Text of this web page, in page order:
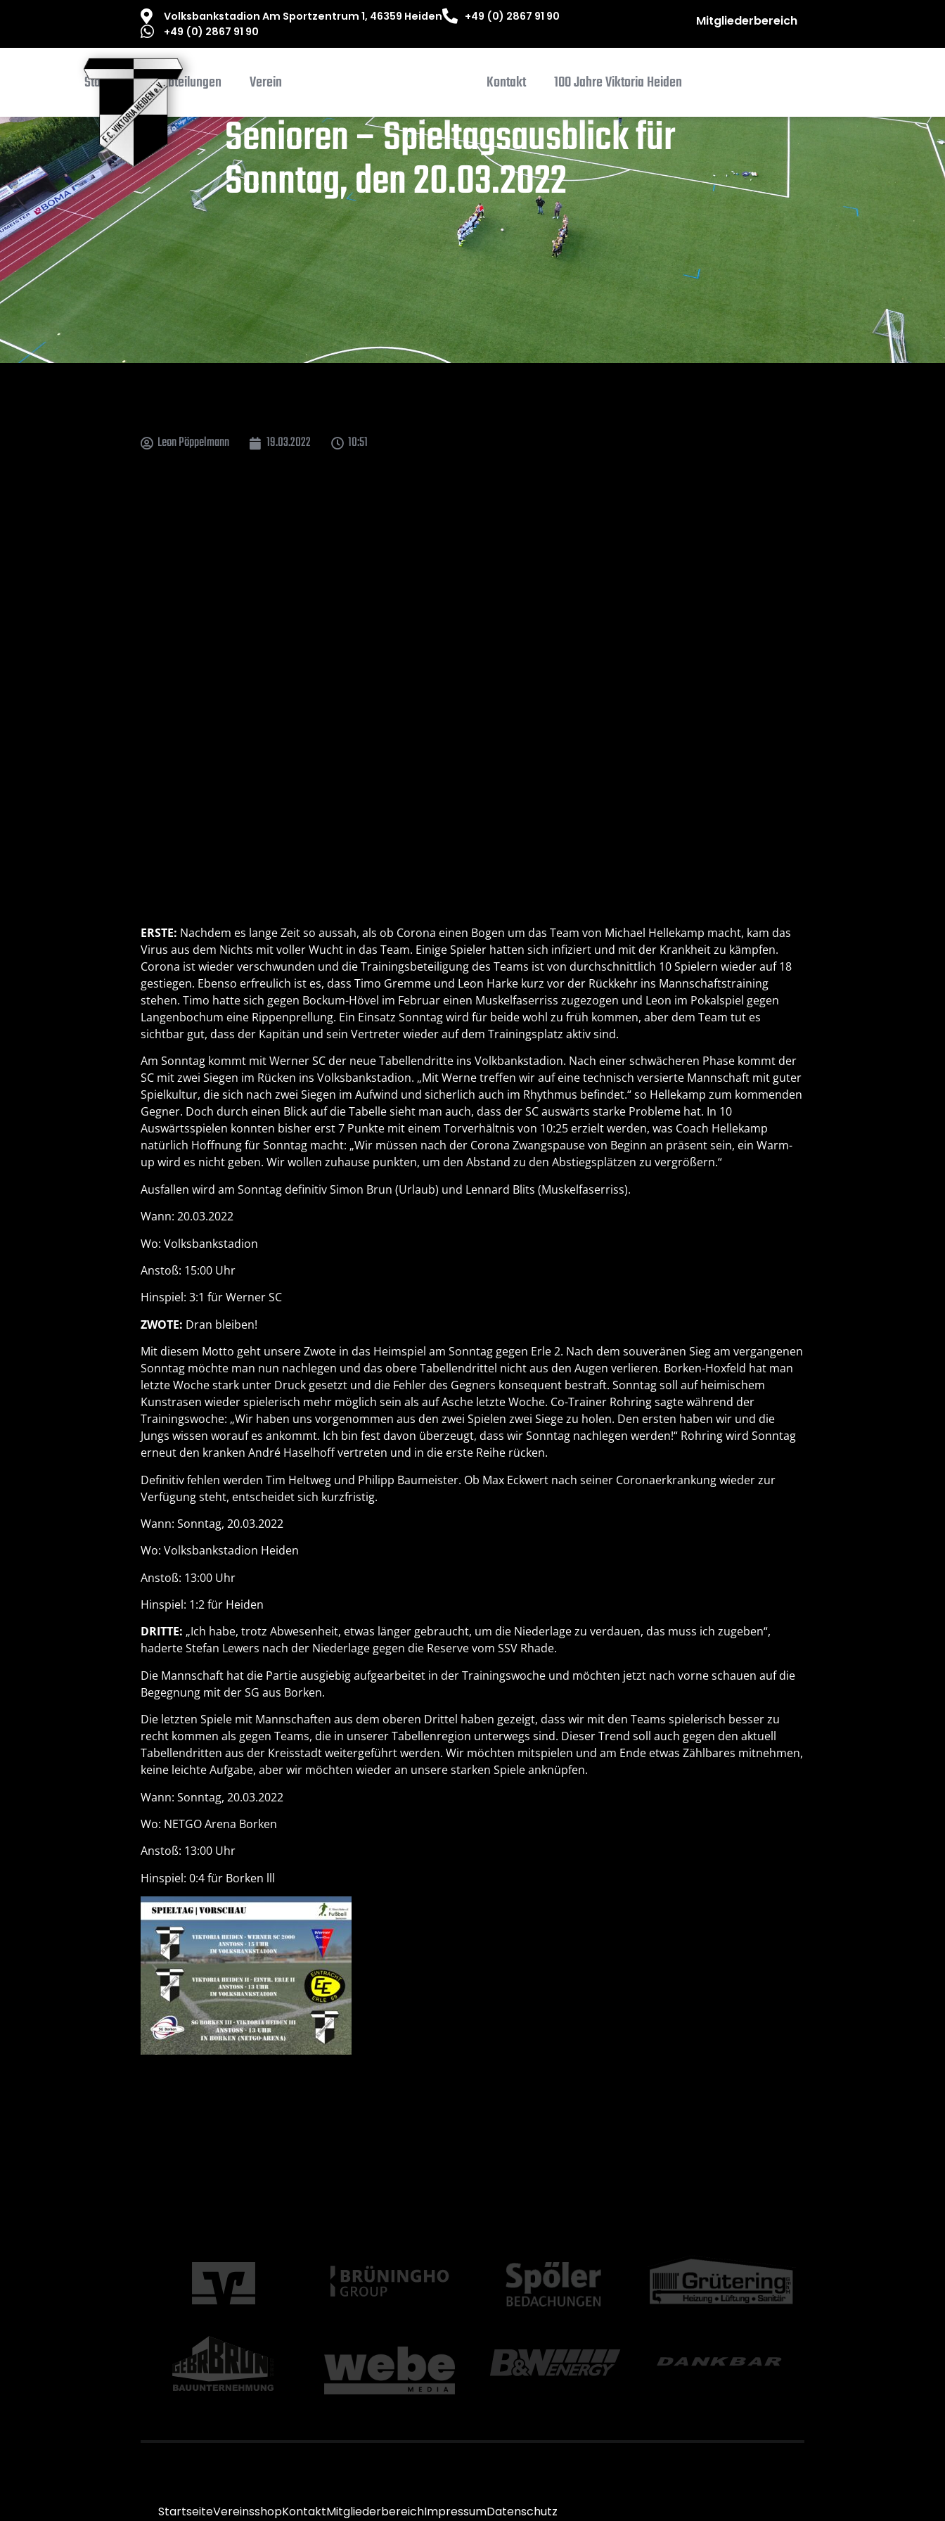
Volksbankstadion Am Sportzentrum 1, 46359 Heiden
+49 (0) 2867 91 90
+49 (0) 2867 91 90
Mitgliederbereich
Startseite Abteilungen Verein Kontakt 100 Jahre Viktoria Heiden
Senioren – Spieltagsausblick für
Sonntag, den 20.03.2022
Leon Pöppelmann 19.03.2022 10:51
ERSTE: Nachdem es lange Zeit so aussah, als ob Corona einen Bogen um das Team von Michael Hellekamp macht, kam das
Virus aus dem Nichts mit voller Wucht in das Team. Einige Spieler hatten sich infiziert und mit der Krankheit zu kämpfen.
Corona ist wieder verschwunden und die Trainingsbeteiligung des Teams ist von durchschnittlich 10 Spielern wieder auf 18
gestiegen. Ebenso erfreulich ist es, dass Timo Gremme und Leon Harke kurz vor der Rückkehr ins Mannschaftstraining
stehen. Timo hatte sich gegen Bockum-Hövel im Februar einen Muskelfaserriss zugezogen und Leon im Pokalspiel gegen
Langenbochum eine Rippenprellung. Ein Einsatz Sonntag wird für beide wohl zu früh kommen, aber dem Team tut es
sichtbar gut, dass der Kapitän und sein Vertreter wieder auf dem Trainingsplatz aktiv sind.
Am Sonntag kommt mit Werner SC der neue Tabellendritte ins Volkbankstadion. Nach einer schwächeren Phase kommt der
SC mit zwei Siegen im Rücken ins Volksbankstadion. „Mit Werne treffen wir auf eine technisch versierte Mannschaft mit guter
Spielkultur, die sich nach zwei Siegen im Aufwind und sicherlich auch im Rhythmus befindet.“ so Hellekamp zum kommenden
Gegner. Doch durch einen Blick auf die Tabelle sieht man auch, dass der SC auswärts starke Probleme hat. In 10
Auswärtsspielen konnten bisher erst 7 Punkte mit einem Torverhältnis von 10:25 erzielt werden, was Coach Hellekamp
natürlich Hoffnung für Sonntag macht: „Wir müssen nach der Corona Zwangspause von Beginn an präsent sein, ein Warm-
up wird es nicht geben. Wir wollen zuhause punkten, um den Abstand zu den Abstiegsplätzen zu vergrößern.“
Ausfallen wird am Sonntag definitiv Simon Brun (Urlaub) und Lennard Blits (Muskelfaserriss).
Wann: 20.03.2022
Wo: Volksbankstadion
Anstoß: 15:00 Uhr
Hinspiel: 3:1 für Werner SC
ZWOTE: Dran bleiben!
Mit diesem Motto geht unsere Zwote in das Heimspiel am Sonntag gegen Erle 2. Nach dem souveränen Sieg am vergangenen
Sonntag möchte man nun nachlegen und das obere Tabellendrittel nicht aus den Augen verlieren. Borken-Hoxfeld hat man
letzte Woche stark unter Druck gesetzt und die Fehler des Gegners konsequent bestraft. Sonntag soll auf heimischem
Kunstrasen wieder spielerisch mehr möglich sein als auf Asche letzte Woche. Co-Trainer Rohring sagte während der
Trainingswoche: „Wir haben uns vorgenommen aus den zwei Spielen zwei Siege zu holen. Den ersten haben wir und die
Jungs wissen worauf es ankommt. Ich bin fest davon überzeugt, dass wir Sonntag nachlegen werden!“ Rohring wird Sonntag
erneut den kranken André Haselhoff vertreten und in die erste Reihe rücken.
Definitiv fehlen werden Tim Heltweg und Philipp Baumeister. Ob Max Eckwert nach seiner Coronaerkrankung wieder zur
Verfügung steht, entscheidet sich kurzfristig.
Wann: Sonntag, 20.03.2022
Wo: Volksbankstadion Heiden
Anstoß: 13:00 Uhr
Hinspiel: 1:2 für Heiden
DRITTE: „Ich habe, trotz Abwesenheit, etwas länger gebraucht, um die Niederlage zu verdauen, das muss ich zugeben“,
haderte Stefan Lewers nach der Niederlage gegen die Reserve vom SSV Rhade.
Die Mannschaft hat die Partie ausgiebig aufgearbeitet in der Trainingswoche und möchten jetzt nach vorne schauen auf die
Begegnung mit der SG aus Borken.
Die letzten Spiele mit Mannschaften aus dem oberen Drittel haben gezeigt, dass wir mit den Teams spielerisch besser zu
recht kommen als gegen Teams, die in unserer Tabellenregion unterwegs sind. Dieser Trend soll auch gegen den aktuell
Tabellendritten aus der Kreisstadt weitergeführt werden. Wir möchten mitspielen und am Ende etwas Zählbares mitnehmen,
keine leichte Aufgabe, aber wir möchten wieder an unsere starken Spiele anknüpfen.
Wann: Sonntag, 20.03.2022
Wo: NETGO Arena Borken
Anstoß: 13:00 Uhr
Hinspiel: 0:4 für Borken lll
StartseiteVereinsshopKontaktMitgliederbereichImpressumDatenschutz